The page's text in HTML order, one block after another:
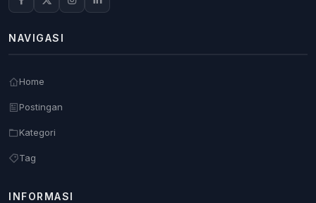
NAVIGASI
Home
Postingan
Kategori
Tag
INFORMASI